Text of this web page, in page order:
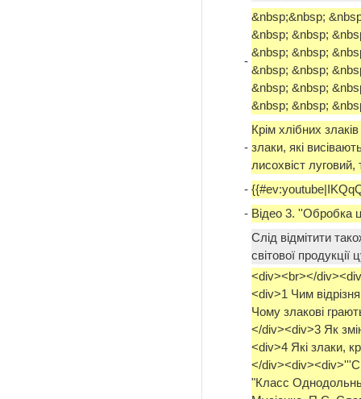
-
&nbsp;&nbsp;
&nbsp; &nbsp;
&nbsp; &nbsp;
&nbsp; &nbsp;
&nbsp; &nbsp;
&nbsp; &nbsp;
-
Крім хлібних
злаки, які
лисохвіст луговий,
-
- Відео 3. ''Обробка
Слід відмітити
світової продукції
<div><br></
<div>1 Чим
Чому злакові
</div><div>3 Як
<div>4 Які злаки,
</
"Класс